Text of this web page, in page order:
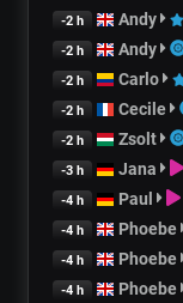
-2 h Andy
-2 h Andy
-2 h Carlo
-2 h Cecile
-2 h Zsolt
-3 h Jana
-4 h Paul
-4 h Phoebe
-4 h Phoebe
-4 h Phoebe